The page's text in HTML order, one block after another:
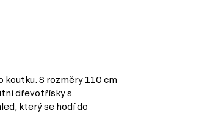
koutku. S rozměry 110 cm
dřevotřísky s
který se hodí do